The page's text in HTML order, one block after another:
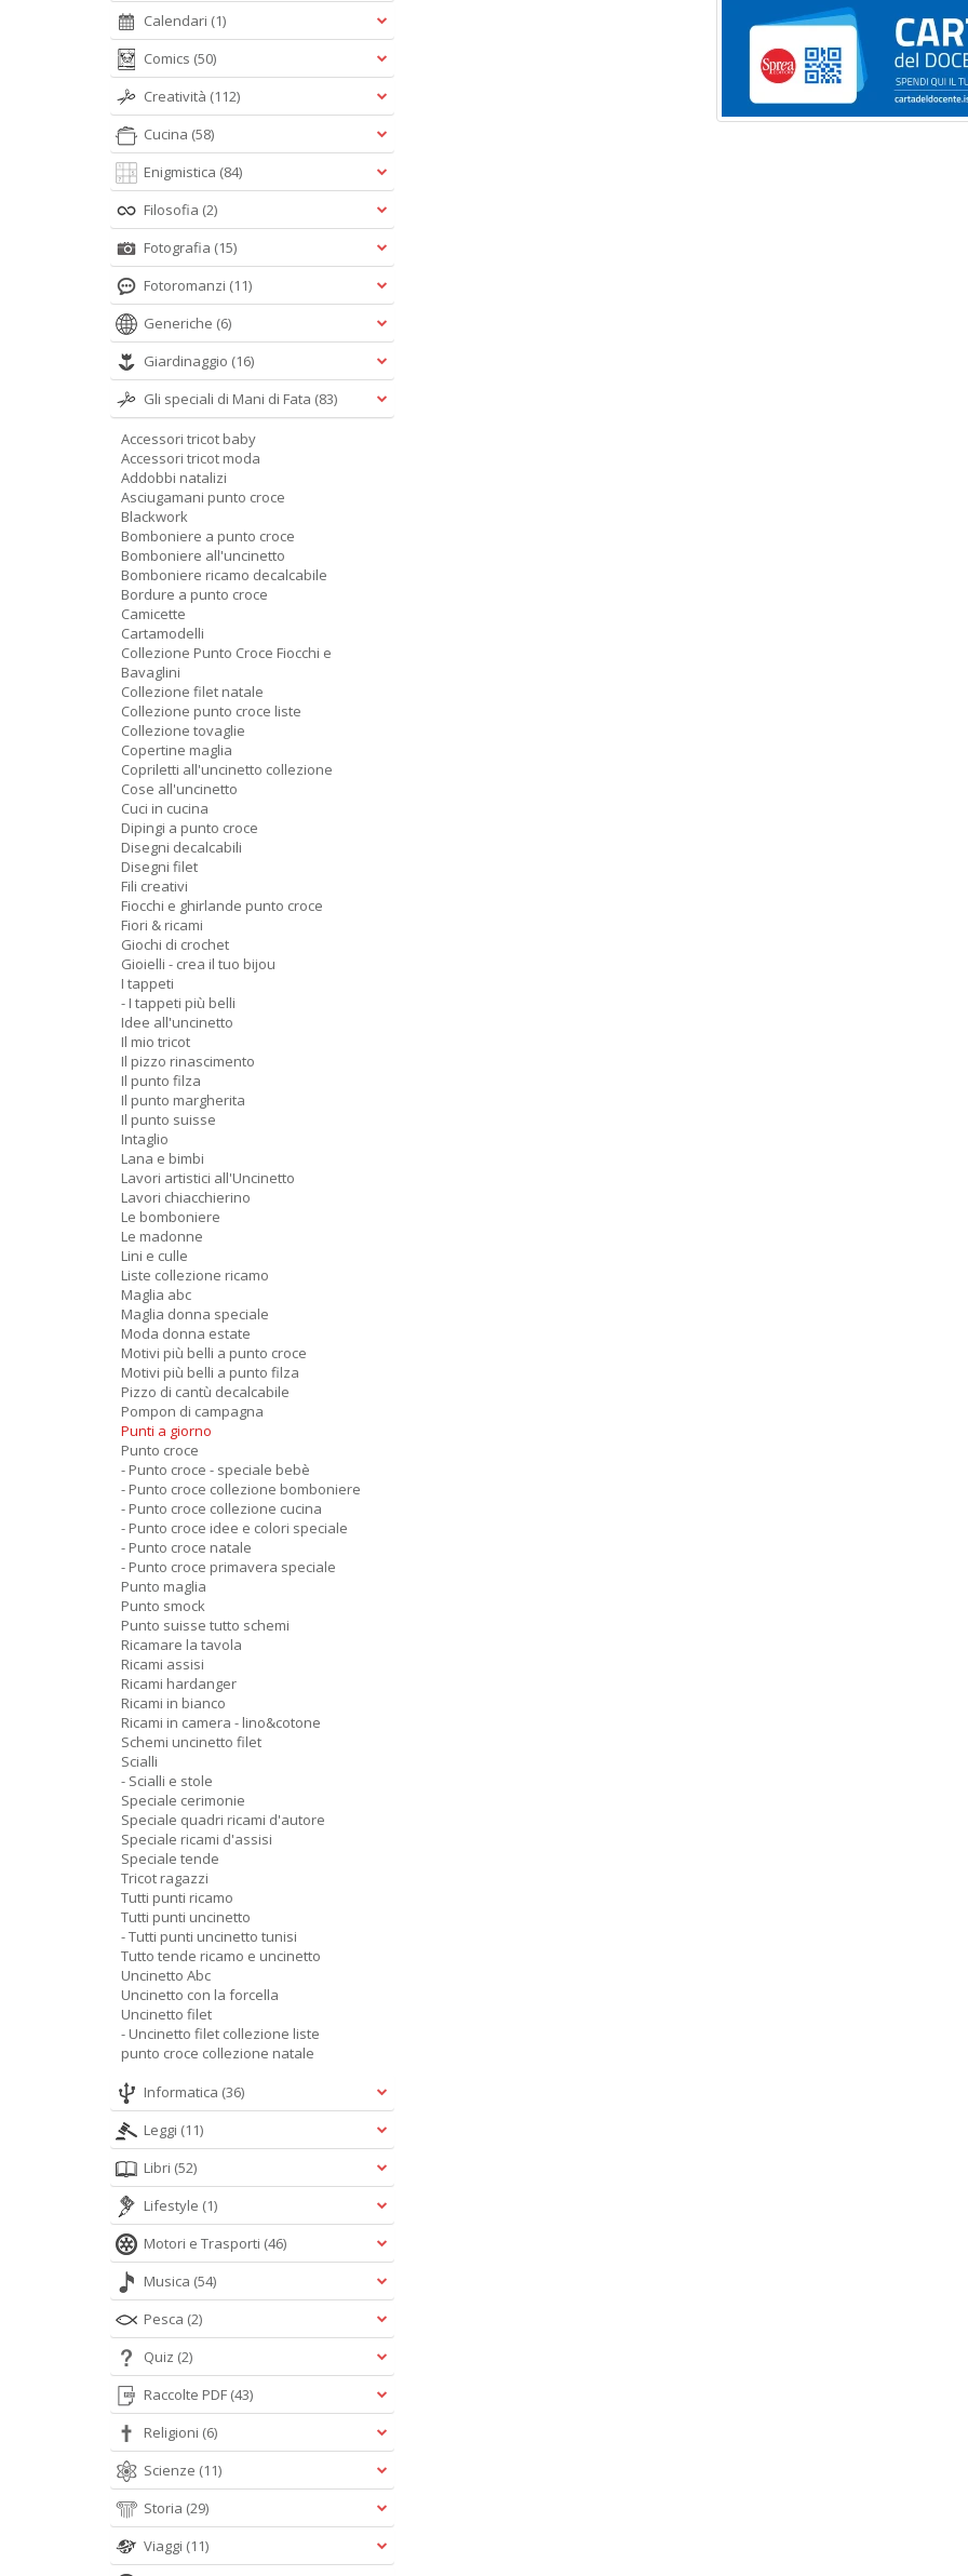
Calendari (1)
Comics (50)
Creatività (112)
Cucina (58)
Enigmistica (84)
Filosofia (2)
Fotografia (15)
Fotoromanzi (11)
Generiche (6)
Giardinaggio (16)
Gli speciali di Mani di Fata (83)
Accessori tricot baby
Accessori tricot moda
Addobbi natalizi
Asciugamani punto croce
Blackwork
Bomboniere a punto croce
Bomboniere all'uncinetto
Bomboniere ricamo decalcabile
Bordure a punto croce
Camicette
Cartamodelli
Collezione Punto Croce Fiocchi e
Bavaglini
Collezione filet natale
Collezione punto croce liste
Collezione tovaglie
Copertine maglia
Copriletti all'uncinetto collezione
Cose all'uncinetto
Cuci in cucina
Dipingi a punto croce
Disegni decalcabili
Disegni filet
Fili creativi
Fiocchi e ghirlande punto croce
Fiori & ricami
Giochi di crochet
Gioielli - crea il tuo bijou
I tappeti
- I tappeti più belli
Idee all'uncinetto
Il mio tricot
Il pizzo rinascimento
Il punto filza
Il punto margherita
Il punto suisse
Intaglio
Lana e bimbi
Lavori artistici all'Uncinetto
Lavori chiacchierino
Le bomboniere
Le madonne
Lini e culle
Liste collezione ricamo
Maglia abc
Maglia donna speciale
Moda donna estate
Motivi più belli a punto croce
Motivi più belli a punto filza
Pizzo di cantù decalcabile
Pompon di campagna
Punti a giorno
Punto croce
- Punto croce - speciale bebè
- Punto croce collezione bomboniere
- Punto croce collezione cucina
- Punto croce idee e colori speciale
- Punto croce natale
- Punto croce primavera speciale
Punto maglia
Punto smock
Punto suisse tutto schemi
Ricamare la tavola
Ricami assisi
Ricami hardanger
Ricami in bianco
Ricami in camera - lino&cotone
Schemi uncinetto filet
Scialli
- Scialli e stole
Speciale cerimonie
Speciale quadri ricami d'autore
Speciale ricami d'assisi
Speciale tende
Tricot ragazzi
Tutti punti ricamo
Tutti punti uncinetto
- Tutti punti uncinetto tunisi
Tutto tende ricamo e uncinetto
Uncinetto Abc
Uncinetto con la forcella
Uncinetto filet
- Uncinetto filet collezione liste
punto croce collezione natale
Informatica (36)
Leggi (11)
Libri (52)
Lifestyle (1)
Motori e Trasporti (46)
Musica (54)
Pesca (2)
Quiz (2)
Raccolte PDF (43)
Religioni (6)
Scienze (11)
Storia (29)
Viaggi (11)